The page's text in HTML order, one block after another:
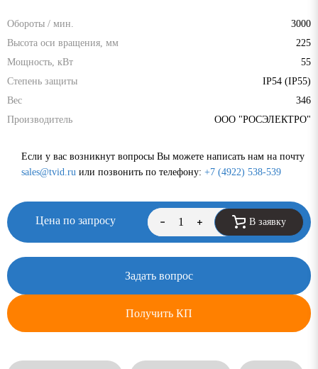
Обороты / мин.
3000
Высота оси вращения, мм
225
Мощность, кВт
55
Степень защиты
IP54 (IP55)
Вес
346
Производитель
ООО "РОСЭЛЕКТРО"
Если у вас возникнут вопросы Вы можете написать нам на почту
sales@tvid.ru или позвонить по телефону: +7 (4922) 538-539
Цена по запросу В заявку
Задать вопрос
Получить КП